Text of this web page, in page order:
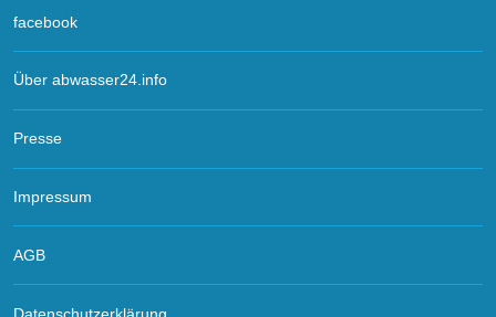
facebook
Über abwasser24.info
Presse
Impressum
AGB
Datenschutzerklärung